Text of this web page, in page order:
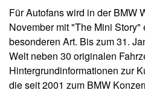
Für Autofans wird in der BMW
November mit "The Mini
besonderen Art. Bis zum 31.
Welt neben 30 originalen
Hintergrundinformationen zur
die seit 2001 zum BMW